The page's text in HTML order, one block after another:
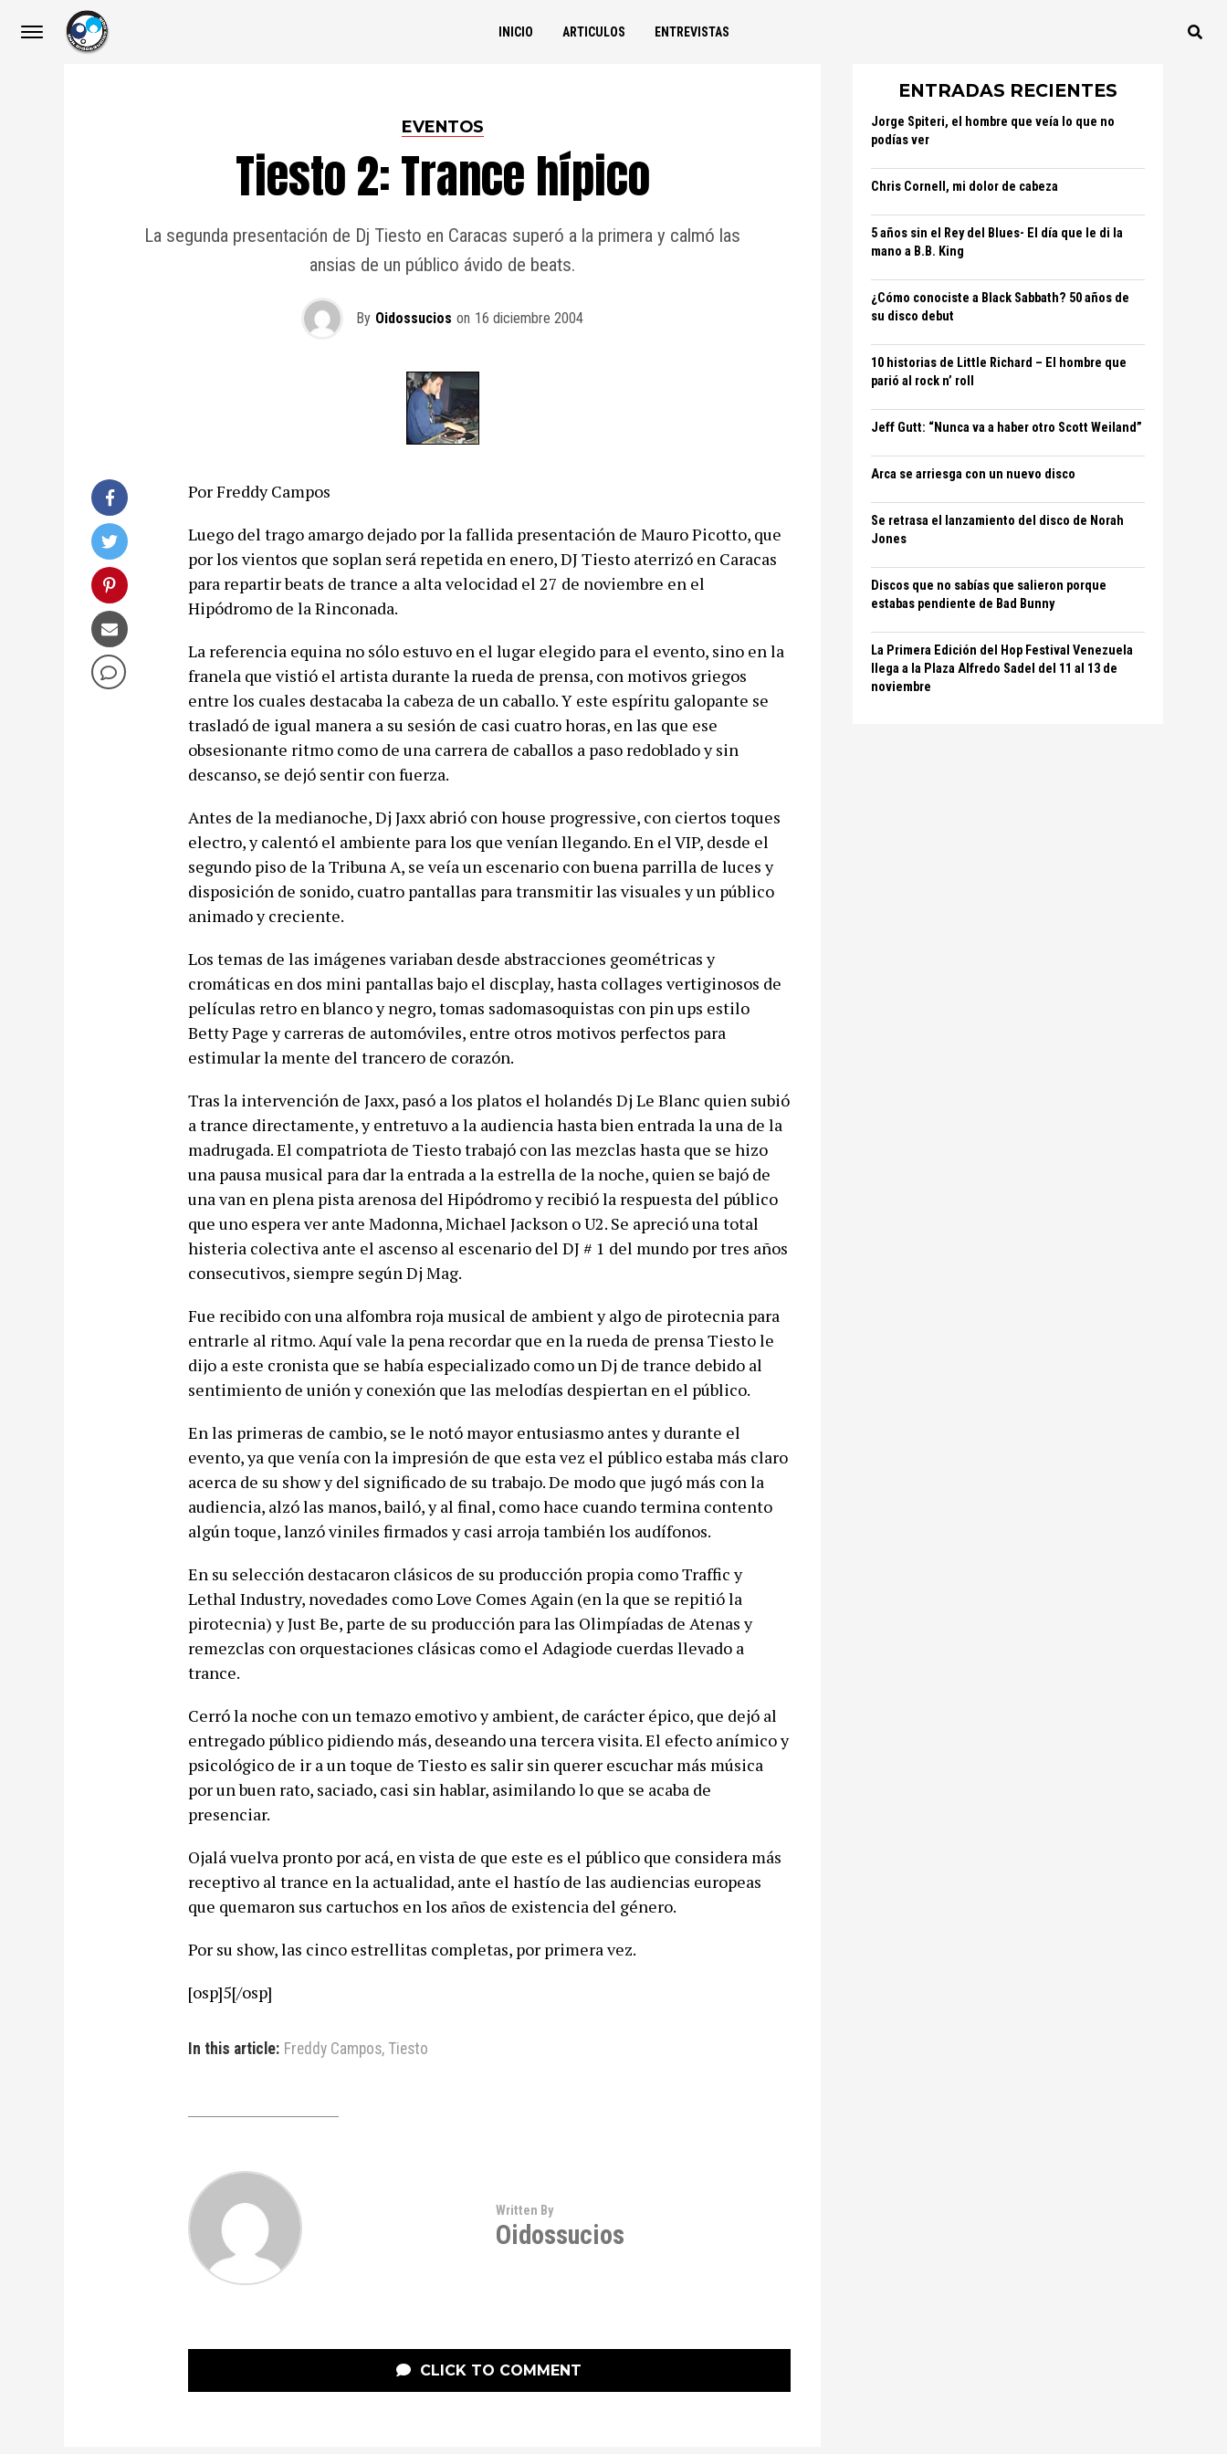
INICIO ARTICULOS ENTREVISTAS
EVENTOS
Tiesto 2: Trance hípico
La segunda presentación de Dj Tiesto en Caracas superó a la primera y calmó las
ansias de un público ávido de beats.
By Oidossucios on 16 diciembre 2004
Por Freddy Campos
Luego del trago amargo dejado por la fallida presentación de Mauro Picotto, que
por los vientos que soplan será repetida en enero, DJ Tiesto aterrizó en Caracas
para repartir beats de trance a alta velocidad el 27 de noviembre en el
Hipódromo de la Rinconada.
La referencia equina no sólo estuvo en el lugar elegido para el evento, sino en la
franela que vistió el artista durante la rueda de prensa, con motivos griegos
entre los cuales destacaba la cabeza de un caballo. Y este espíritu galopante se
trasladó de igual manera a su sesión de casi cuatro horas, en las que ese
obsesionante ritmo como de una carrera de caballos a paso redoblado y sin
descanso, se dejó sentir con fuerza.
Antes de la medianoche, Dj Jaxx abrió con house progressive, con ciertos toques
electro, y calentó el ambiente para los que venían llegando. En el VIP, desde el
segundo piso de la Tribuna A, se veía un escenario con buena parrilla de luces y
disposición de sonido, cuatro pantallas para transmitir las visuales y un público
animado y creciente.
Los temas de las imágenes variaban desde abstracciones geométricas y
cromáticas en dos mini pantallas bajo el discplay, hasta collages vertiginosos de
películas retro en blanco y negro, tomas sadomasoquistas con pin ups estilo
Betty Page y carreras de automóviles, entre otros motivos perfectos para
estimular la mente del trancero de corazón.
Tras la intervención de Jaxx, pasó a los platos el holandés Dj Le Blanc quien subió
a trance directamente, y entretuvo a la audiencia hasta bien entrada la una de la
madrugada. El compatriota de Tiesto trabajó con las mezclas hasta que se hizo
una pausa musical para dar la entrada a la estrella de la noche, quien se bajó de
una van en plena pista arenosa del Hipódromo y recibió la respuesta del público
que uno espera ver ante Madonna, Michael Jackson o U2. Se apreció una total
histeria colectiva ante el ascenso al escenario del DJ # 1 del mundo por tres años
consecutivos, siempre según Dj Mag.
Fue recibido con una alfombra roja musical de ambient y algo de pirotecnia para
entrarle al ritmo. Aquí vale la pena recordar que en la rueda de prensa Tiesto le
dijo a este cronista que se había especializado como un Dj de trance debido al
sentimiento de unión y conexión que las melodías despiertan en el público.
En las primeras de cambio, se le notó mayor entusiasmo antes y durante el
evento, ya que venía con la impresión de que esta vez el público estaba más claro
acerca de su show y del significado de su trabajo. De modo que jugó más con la
audiencia, alzó las manos, bailó, y al final, como hace cuando termina contento
algún toque, lanzó viniles firmados y casi arroja también los audífonos.
En su selección destacaron clásicos de su producción propia como Traffic y
Lethal Industry, novedades como Love Comes Again (en la que se repitió la
pirotecnia) y Just Be, parte de su producción para las Olimpíadas de Atenas y
remezclas con orquestaciones clásicas como el Adagiode cuerdas llevado a
trance.
Cerró la noche con un temazo emotivo y ambient, de carácter épico, que dejó al
entregado público pidiendo más, deseando una tercera visita. El efecto anímico y
psicológico de ir a un toque de Tiesto es salir sin querer escuchar más música
por un buen rato, saciado, casi sin hablar, asimilando lo que se acaba de
presenciar.
Ojalá vuelva pronto por acá, en vista de que este es el público que considera más
receptivo al trance en la actualidad, ante el hastío de las audiencias europeas
que quemaron sus cartuchos en los años de existencia del género.
Por su show, las cinco estrellitas completas, por primera vez.
[osp]5[/osp]
In this article: Freddy Campos, Tiesto
Written By
Oidossucios
CLICK TO COMMENT
ENTRADAS RECIENTES
Jorge Spiteri, el hombre que veía lo que no
podías ver
Chris Cornell, mi dolor de cabeza
5 años sin el Rey del Blues- El día que le di la
mano a B.B. King
¿Cómo conociste a Black Sabbath? 50 años de
su disco debut
10 historias de Little Richard – El hombre que
parió al rock n’ roll
Jeff Gutt: “Nunca va a haber otro Scott Weiland”
Arca se arriesga con un nuevo disco
Se retrasa el lanzamiento del disco de Norah
Jones
Discos que no sabías que salieron porque
estabas pendiente de Bad Bunny
La Primera Edición del Hop Festival Venezuela
llega a la Plaza Alfredo Sadel del 11 al 13 de
noviembre